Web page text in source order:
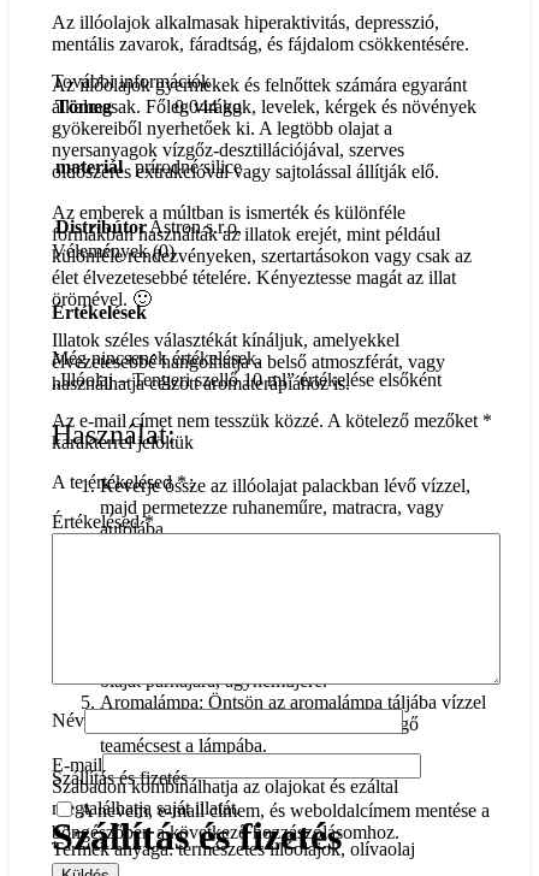
Az illóolajok alkalmasak hiperaktivitás, depresszió,
mentális zavarok, fáradtság, és fájdalom csökkentésére.
Az illóolajok gyermekek és felnőttek számára egyaránt
alkalmasak. Főleg virágok, levelek, kérgek és növények
gyökereiből nyerhetőek ki. A legtöbb olajat a
nyersanyagok vízgőz-desztillációjával, szerves
oldószeres extrakcióval vagy sajtolással állítják elő.
Az emberek a múltban is ismerték és különféle
formákban használták az illatok erejét, mint például
különféle rendezvényeken, szertartásokon vagy csak az
élet élvezetesebbé tételére. Kényeztesse magát az illat
örömével. 🙂
Illatok széles választékát kínáljuk, amelyekkel
élvezetesebbé hangolhatja a belső atmoszférát, vagy
használhatja célzott aromaterápiához is.
Használat:
Keverje össze az illóolajat palackban lévő vízzel,
majd permetezze ruhaneműre, matracra, vagy
autójába.
olajat párnájára, ágyneműjére.
Aromalámpa: Öntsön az aromalámpa táljába vízzel
hígított illatos olajat, és helyezzen egy égő
teamécsest a lámpába.
Szabadon kombinálhatja az olajokat és ezáltal
megtalálhatja saját illatát.
Termék anyaga: természetes illóolajok, olívaolaj
További információk
Tömeg
0.044 kg
materiál prírodné silice
DistribútorAstron s.r.o,
Vélemények (0)
Értékelések
Még nincsenek értékelések.
„Illóolaj – Tengeri szellő 10 ml” értékelése elsőként
Az e-mail címet nem tesszük közzé. A kötelező mezőket *
karakterrel jelöltük
A te értékelésed*
Értékelésed*
Név
E-mail
A nevem, e-mail címem, és weboldalcímem mentése a
böngészőben a következő hozzászólásomhoz.
Szállítás és fizetés
Szállítás és fizetés